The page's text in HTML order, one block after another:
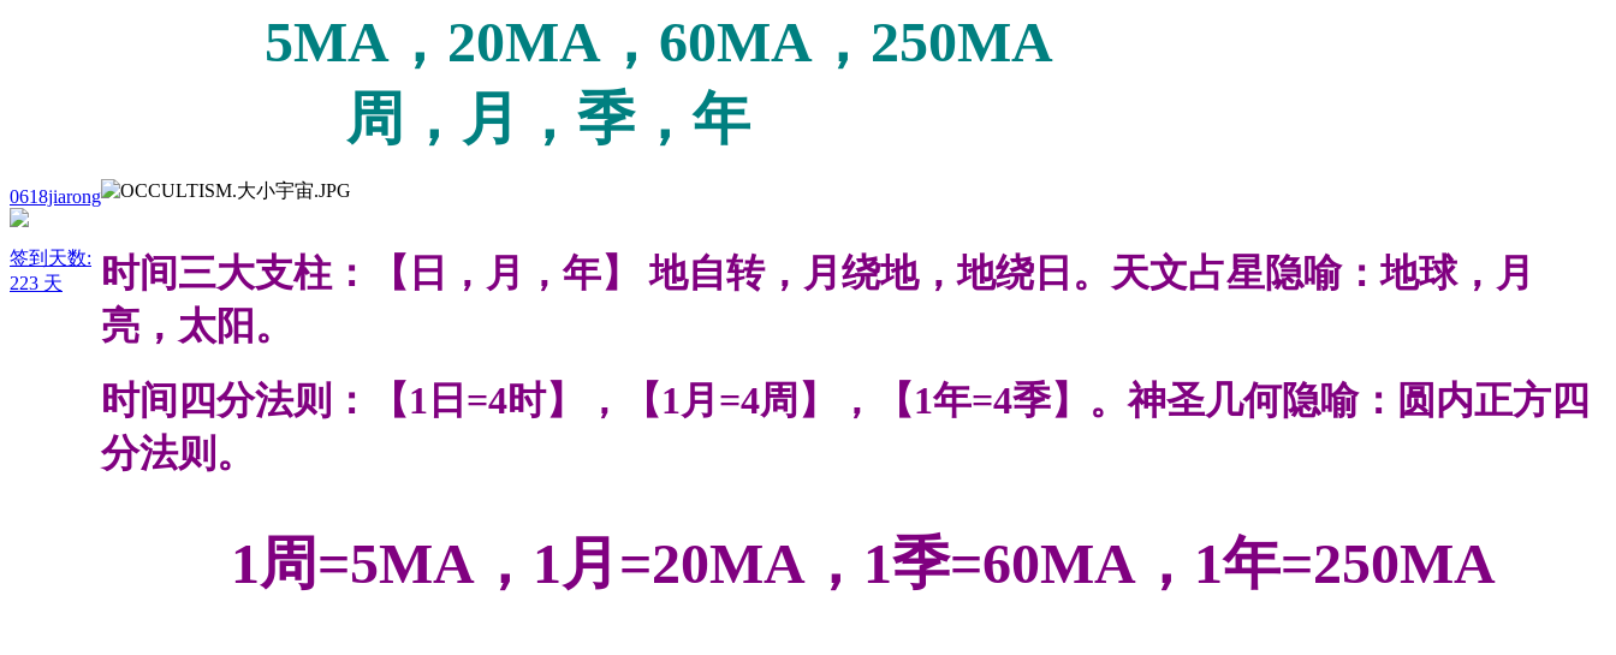
0618jiarong
签到天数:
223 天
5MA ，20MA ，60MA ，250MA
周，月，季，年
时间三大支柱：【日，月，年】 地自转，月绕地，地绕日。天文占星隐喻：地球，月
亮，太阳。
时间四分法则：【1 日 =4时】，【1月 =4周】，【1年=4季】。神圣几何隐喻： 圆内正方四
分法则。
1周=5MA ，1月 =20MA ，1季=60MA ，1年=250MA